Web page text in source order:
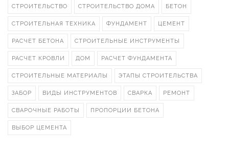
СТРОИТЕЛЬСТВО СТРОИТЕЛЬСТВО ДОМА БЕТОН
СТРОИТЕЛЬНАЯ ТЕХНИКА ФУНДАМЕНТ ЦЕМЕНТ
РАСЧЕТ БЕТОНА СТРОИТЕЛЬНЫЕ ИНСТРУМЕНТЫ
РАСЧЕТ КРОВЛИ ДОМ РАСЧЕТ ФУНДАМЕНТА
СТРОИТЕЛЬНЫЕ МАТЕРИАЛЫ ЭТАПЫ СТРОИТЕЛЬСТВА
ЗАБОР ВИДЫ ИНСТРУМЕНТОВ СВАРКА РЕМОНТ
СВАРОЧНЫЕ РАБОТЫ ПРОПОРЦИИ БЕТОНА
ВЫБОР ЦЕМЕНТА